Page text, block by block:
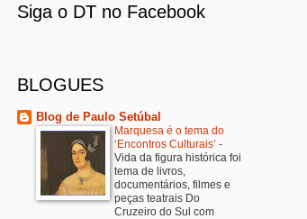
Siga o DT no Facebook
BLOGUES
Blog de Paulo Setúbal
Marquesa é o tema do
‘Encontros Culturais’ -
Vida da figura histórica foi
tema de livros,
documentários, filmes e
peças teatrais Do
Cruzeiro do Sul com